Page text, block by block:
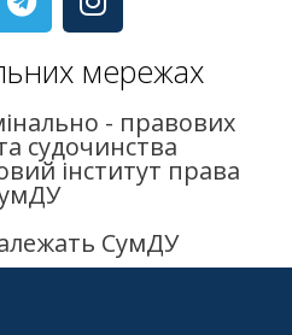
мережах
- правових
судочинства